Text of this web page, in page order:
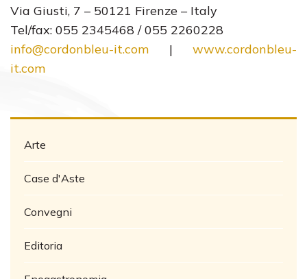
Via Giusti, 7 – 50121 Firenze – Italy
Tel/fax: 055 2345468 / 055 2260228
info@cordonbleu-it.com | www.cordonbleu-
it.com
Arte
Case d'Aste
Convegni
Editoria